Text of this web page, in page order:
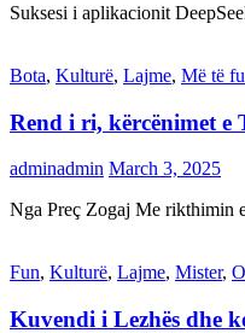
Suksesi i aplikacionit
Bota, Kulturë, Lajme, Më të
Rend i ri, kërcënimet
adminadmin March 3, 2025
Nga Preç Zogaj Me rikthimin
Fun, Kulturë, Lajme, Mister,
Kuvendi i Lezhës dhe